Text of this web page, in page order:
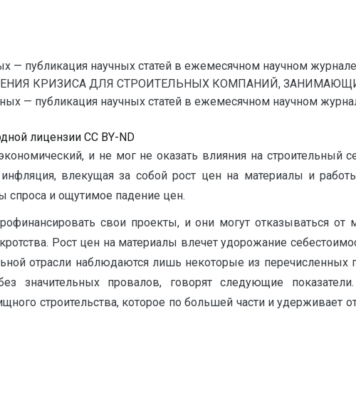
— публикация научных статей в ежемесячном научном
КРИЗИСА ДЛЯ СТРОИТЕЛЬНЫХ КОМПАНИЙ,
публикация научных статей в ежемесячном научном
лицензии CC BY-ND
и не мог не оказать влияния на строительный
влекущая за собой рост цен на материалы и
спроса и ощутимое падение цен.
свои проекты, и они могут отказываться
Рост цен на материалы влечет удорожание
отрасли наблюдаются лишь некоторые из перечисленных
значительных провалов, говорят следующие
строительства, которое по большей части и удерживает